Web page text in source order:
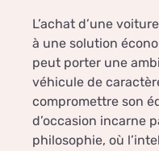
L’achat d’une
à une solution
peut porter une
véhicule de
compromettre son
d’occasion incarne
philosophie, où